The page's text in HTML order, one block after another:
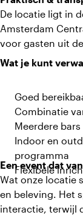
De locatie ligt in
Amsterdam
voor gasten uit
Wat je kunt
Goed
Combinatie
Meerdere
Indoor en
programma
Flexibele
Een event dat
Wat onze locatie
en beleving. Het
interactie, terwijl